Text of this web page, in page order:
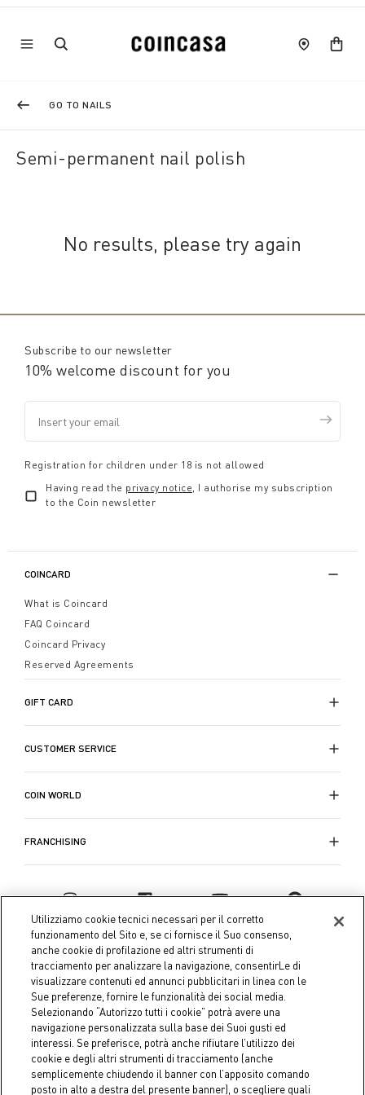
GO TO NAILS
Semi-permanent nail polish
No results, please try again
Subscribe to our newsletter
10% welcome discount for you
Registration for children under 18 is not allowed
Having read the privacy notice, I authorise my subscription
to the Coin newsletter
COINCARD
What is Coincard
FAQ Coincard
Coincard Privacy
Reserved Agreements
GIFT CARD
CUSTOMER SERVICE
COIN WORLD
FRANCHISING
Coin S.p.A. Tax code / VAT number 04391480276, share capital
€ 10.000.000,00 fully paid up
Utilizziamo cookie tecnici necessari per il corretto
funzionamento del Sito e, se ci fornisce il Suo consenso,
anche cookie di profilazione ed altri strumenti di
tracciamento per analizzare la navigazione, consentirLe di
visualizzare contenuti ed annunci pubblicitari in linea con le
Sue preferenze, fornire le funzionalità dei social media.
Selezionando “Autorizzo tutti i cookie” potrà avere una
navigazione personalizzata sulla base dei Suoi gusti ed
interessi. Se preferisce, potrà anche rifiutare l’utilizzo dei
cookie e degli altri strumenti di tracciamento (anche
semplicemente chiudendo il banner con l’apposito comando
posto in alto a destra del presente banner), o scegliere quali